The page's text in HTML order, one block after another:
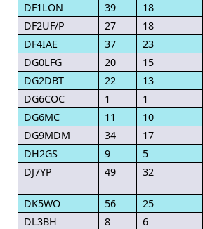
DF1LON 39 18
DF2UF/P
27 18
DF4IAE
37 23
DG0LFG
20 15
DG2DBT
22 13
DG6COC
1 1
DG6MC
11 10
DG9MDM
34 17
DH2GS
9 5
DJ7YP
49 32
DK5WO
56 25
DL3BH
8 6